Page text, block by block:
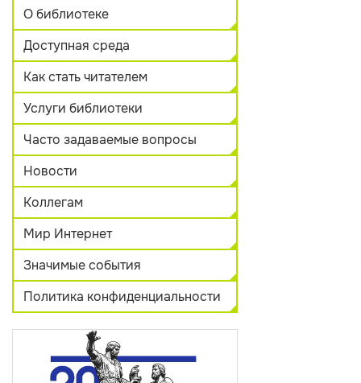
О библиотеке
Доступная среда
Как стать читателем
Услуги библиотеки
Часто задаваемые вопросы
Новости
Коллегам
Мир Интернет
Значимые события
Политика конфиденциальности